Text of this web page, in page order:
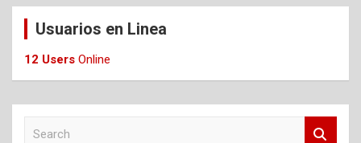
Usuarios en Linea
12 Users Online